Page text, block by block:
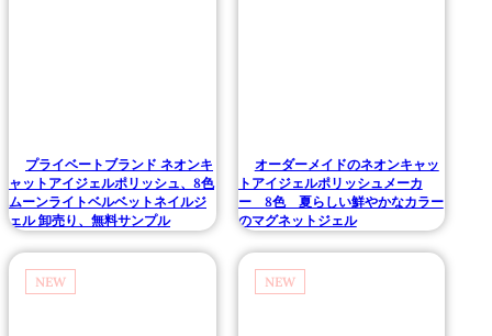
プライベートブランド ネオンキ
ャットアイジェルポリッシュ、8色
ムーンライトベルベットネイルジ
ェル 卸売り、無料サンプル
オーダーメイドのネオンキャッ
トアイジェルポリッシュメーカ
ー 8色 夏らしい鮮やかなカラー
のマグネットジェル
NEW NEW